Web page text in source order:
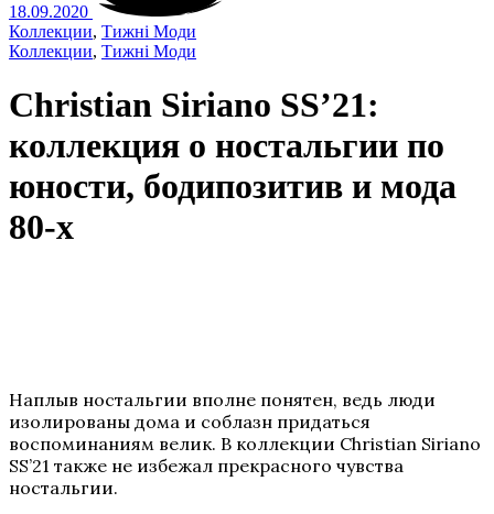
18.09.2020
Коллекции, Тижні Моди
Коллекции, Тижні Моди
Christian Siriano SS’21:
коллекция о ностальгии по
юности, бодипозитив и мода
80-х
Наплыв ностальгии вполне понятен, ведь люди
изолированы дома и соблазн придаться
воспоминаниям велик. В коллекции Christian Siriano
SS’21 также не избежал прекрасного чувства
ностальгии.